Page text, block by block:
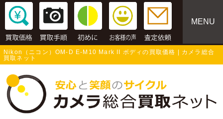
MENU
Nikon（ニコン）OM-D E-M10 Mark II ボディの買取価格 | カメラ総合
買取ネット